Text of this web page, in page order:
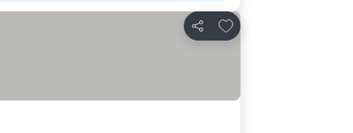
Partilhar
Adicionar aos favoritos